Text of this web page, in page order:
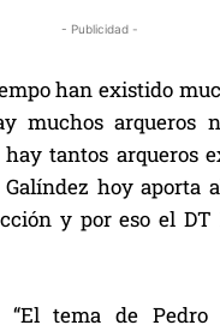
- Publicidad -
han existido
muchos arqueros
tantos arqueros
hoy aporta
y por eso el DT
“El tema de